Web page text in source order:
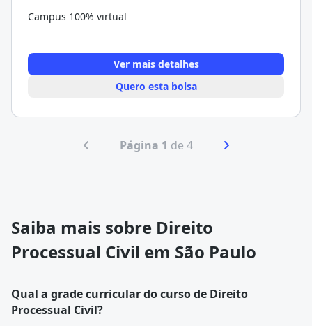
Campus 100% virtual
Ver mais detalhes
Quero esta bolsa
Página 1 de 4
Saiba mais sobre Direito
Processual Civil em São Paulo
Qual a grade curricular do curso de Direito
Processual Civil?